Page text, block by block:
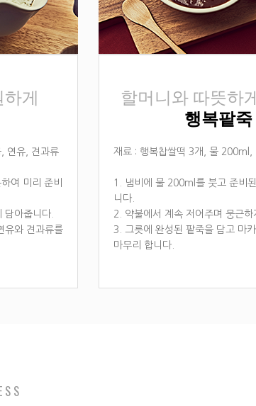
게
연유, 견과류
여 미리 준비
담아줍니다.
유와 견과류를
할머니와 따뜻하
행복팥죽
재료 : 행복찹쌀떡 3개, 물 200ml,
1. 냄비에 물 200ml를 붓고 준비
니다.
2. 약불에서 계속 저어주며 뭉근하
3. 그릇에 완성된 팥죽을 담고 마
마무리 합니다.